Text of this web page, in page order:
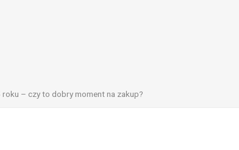
– czy to dobry moment na zakup?